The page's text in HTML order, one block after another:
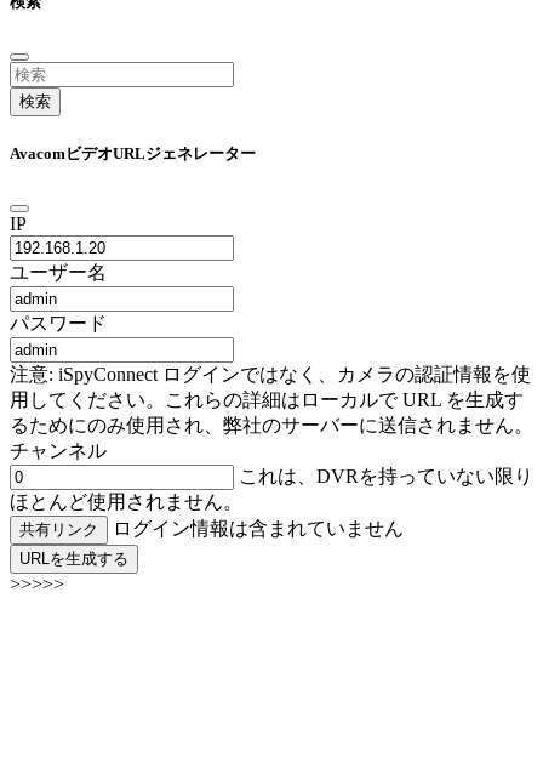
検索
AvacomビデオURLジェネレーター
IP
ユーザー名
パスワード
注意: iSpyConnect ログインではなく、カメラの認証情報を使
用してください。これらの詳細はローカルで URL を生成す
るためにのみ使用され、弊社のサーバーに送信されません。
チャンネル
これは、DVRを持っていない限り
ほとんど使用されません。
共有リンク ログイン情報は含まれていません
URLを生成する
>>>>>